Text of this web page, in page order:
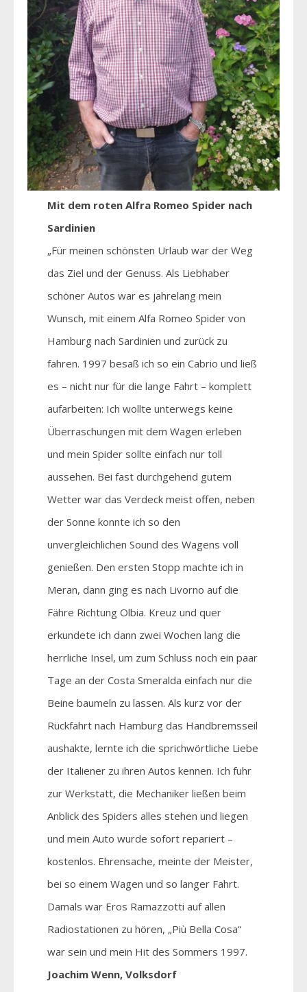
Mit dem roten Alfra Romeo Spider nach
Sardinien
„Für meinen schönsten Urlaub war der Weg
das Ziel und der Genuss. Als Liebhaber
schöner Autos war es jahrelang mein
Wunsch, mit einem Alfa Romeo Spider von
Hamburg nach Sardinien und zurück zu
fahren. 1997 besaß ich so ein Cabrio und ließ
es – nicht nur für die lange Fahrt – komplett
aufarbeiten: Ich wollte unterwegs keine
Überraschungen mit dem Wagen erleben
und mein Spider sollte einfach nur toll
aussehen. Bei fast durchgehend gutem
Wetter war das Verdeck meist offen, neben
der Sonne konnte ich so den
unvergleichlichen Sound des Wagens voll
genießen. Den ersten Stopp machte ich in
Meran, dann ging es nach Livorno auf die
Fähre Richtung Olbia. Kreuz und quer
erkundete ich dann zwei Wochen lang die
herrliche Insel, um zum Schluss noch ein paar
Tage an der Costa Smeralda einfach nur die
Beine baumeln zu lassen. Als kurz vor der
Rückfahrt nach Hamburg das Handbremsseil
aushakte, lernte ich die sprichwörtliche Liebe
der Italiener zu ihren Autos kennen. Ich fuhr
zur Werkstatt, die Mechaniker ließen beim
Anblick des Spiders alles stehen und liegen
und mein Auto wurde sofort repariert –
kostenlos. Ehrensache, meinte der Meister,
bei so einem Wagen und so langer Fahrt.
Damals war Eros Ramazzotti auf allen
Radiostationen zu hören, „Più Bella Cosa“
war sein und mein Hit des Sommers 1997.
Joachim Wenn, Volksdorf